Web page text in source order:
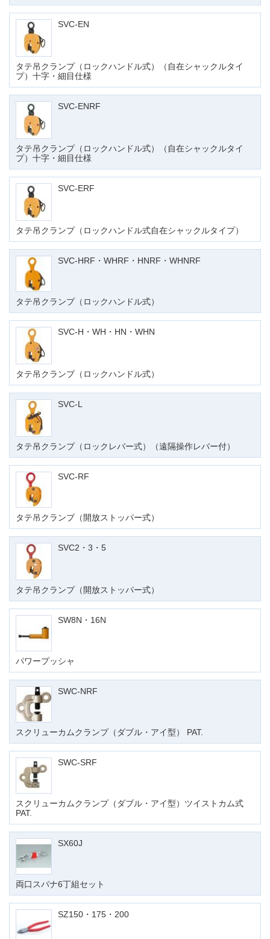
SVC-EN
タテ吊クランプ（ロックハンドル式）（自在シャックルタイ
プ）十字・細目仕様
SVC-ENRF
タテ吊クランプ（ロックハンドル式）（自在シャックルタイ
プ）十字・細目仕様
SVC-ERF
タテ吊クランプ（ロックハンドル式自在シャックルタイプ）
SVC-HRF・WHRF・HNRF・WHNRF
タテ吊クランプ（ロックハンドル式）
SVC-H・WH・HN・WHN
タテ吊クランプ（ロックハンドル式）
SVC-L
タテ吊クランプ（ロックレバー式）（遠隔操作レバー付）
SVC-RF
タテ吊クランプ（開放ストッパー式）
SVC2・3・5
タテ吊クランプ（開放ストッパー式）
SW8N・16N
パワープッシャ
SWC-NRF
スクリューカムクランプ（ダブル・アイ型） PAT.
SWC-SRF
スクリューカムクランプ（ダブル・アイ型）ツイストカム式
PAT.
SX60J
両口スパナ6丁組セット
SZ150・175・200